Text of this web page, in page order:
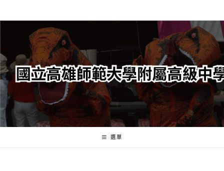
轉
要
內
容
選單